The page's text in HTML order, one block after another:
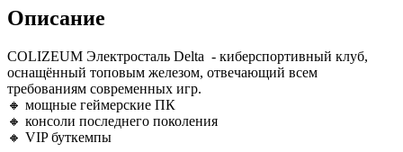
Описание
COLIZEUM Электросталь Delta - киберспортивный клуб,
оснащённый топовым железом, отвечающий всем
требованиям современных игр.
🔸 мощные геймерские ПК
🔸 консоли последнего поколения
🔸 VIP буткемпы